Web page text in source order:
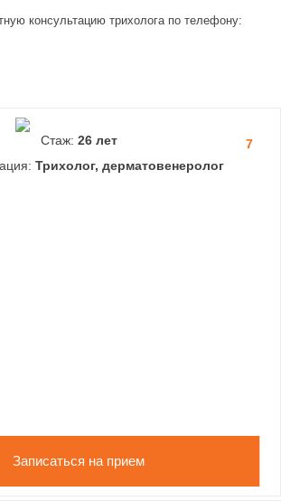
консультацию трихолога по телефону:
7
Стаж: 26 лет
Трихолог, дерматовенеролог
Записаться на прием